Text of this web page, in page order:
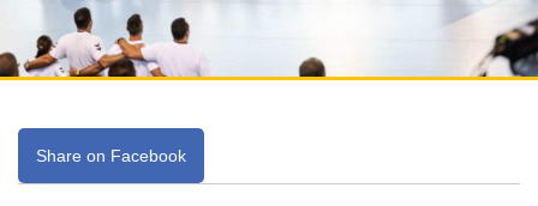
Share on Facebook